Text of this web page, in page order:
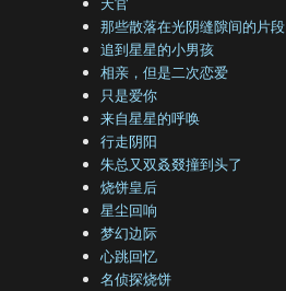
那些散落在光阴缝隙间的片段
追到星星的小男孩
相亲，但是二次恋爱
只是爱你
来自星星的呼唤
行走阴阳
朱总又双叒叕撞到头了
烧饼皇后
星尘回响
梦幻边际
心跳回忆
名侦探烧饼